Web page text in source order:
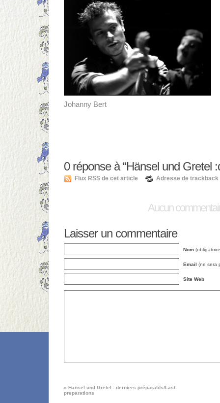
Johanny Bert
0réponse à “Hänsel und Gretel
Flux RSS de cet article Adresse de trackback
Aucun
Laisser un commentaire
Nom
Email (ne sera
Site Web
« Hänsel und Gretel : derniers préparatifs/Last
preparations